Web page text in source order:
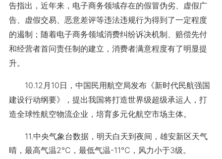
告指出，近年来，电子商务领域存在的假冒伪劣、虚假广
告、虚假交易、恶意差评等违法违规行为得到了一定程度
的遏制；随着电子商务领域消费纠纷诉决机制、赔偿先付
和经营者首问责任制的建立，消费者满意程度有了明显提
升。
10.12月10日，中国民用航空局发布《新时代民航强国
建设行动纲要》，提出我国将打造世界级超级承运人，打
造全球性航空物流企业，培育多元化航空市场主体。
11.中央气象台数据，明天白天到夜间，雄安新区天气
晴，最高气温2℃，最低气温-11℃，风力小于3级。